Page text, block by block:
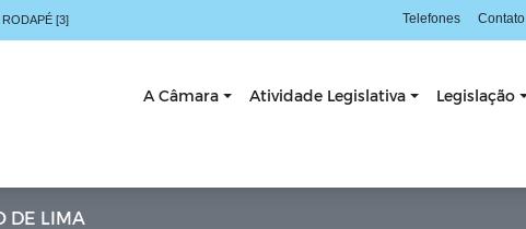
RODAPÉ [3] Telefones Contato
A Câmara Atividade Legislativa Legislação
DE LIMA